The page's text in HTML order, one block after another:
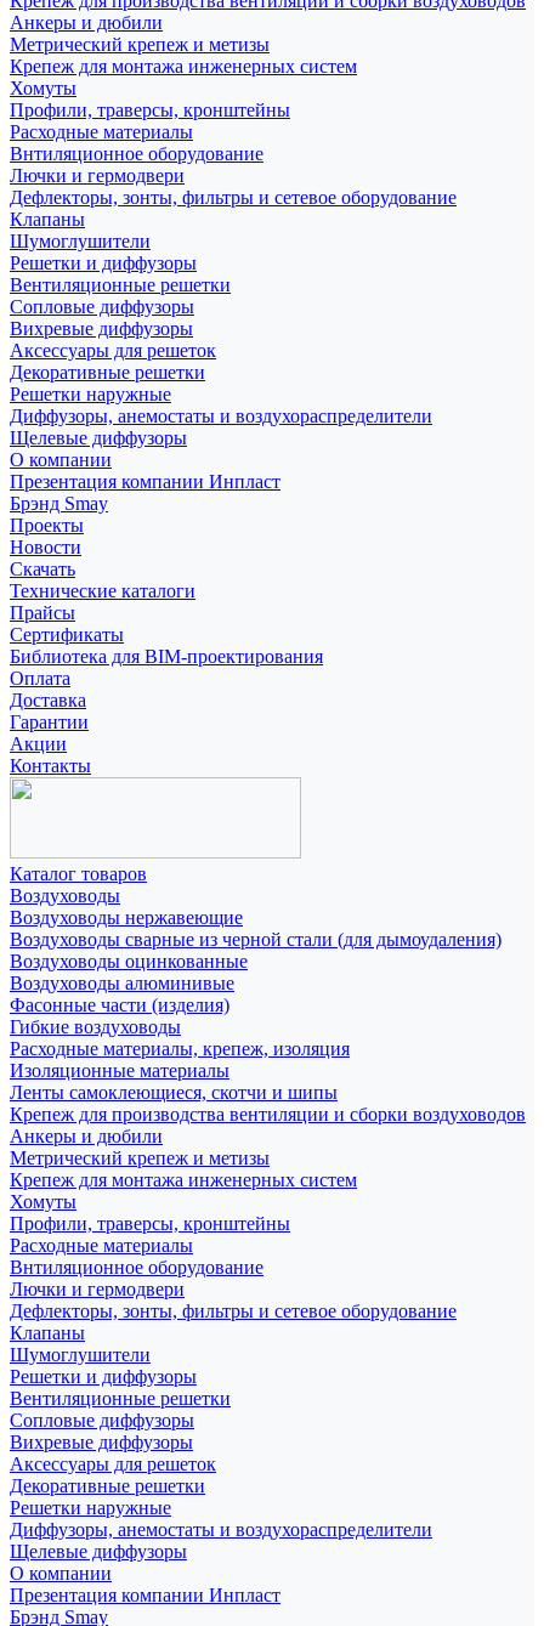
Анкеры и дюбили
Метрический крепеж и метизы
Крепеж для монтажа инженерных систем
Хомуты
Профили, траверсы, кронштейны
Расходные материалы
Внтиляционное оборудование
Лючки и гермодвери
Дефлекторы, зонты, фильтры и сетевое оборудование
Клапаны
Шумоглушители
Решетки и диффузоры
Вентиляционные решетки
Сопловые диффузоры
Вихревые диффузоры
Аксессуары для решеток
Декоративные решетки
Решетки наружные
Диффузоры, анемостаты и воздухораспределители
Щелевые диффузоры
О компании
Презентация компании Инпласт
Брэнд Smay
Проекты
Новости
Скачать
Технические каталоги
Прайсы
Сертификаты
Библиотека для BIM-проектирования
Оплата
Доставка
Гарантии
Акции
Контакты
Каталог товаров
Воздуховоды
Воздуховоды нержавеющие
Воздуховоды сварные из черной стали (для дымоудаления)
Воздуховоды оцинкованные
Воздуховоды алюминивые
Фасонные части (изделия)
Гибкие воздуховоды
Расходные материалы, крепеж, изоляция
Изоляционные материалы
Ленты самоклеющиеся, скотчи и шипы
Крепеж для производства вентиляции и сборки воздуховодов
Анкеры и дюбили
Метрический крепеж и метизы
Крепеж для монтажа инженерных систем
Хомуты
Профили, траверсы, кронштейны
Расходные материалы
Внтиляционное оборудование
Лючки и гермодвери
Дефлекторы, зонты, фильтры и сетевое оборудование
Клапаны
Шумоглушители
Решетки и диффузоры
Вентиляционные решетки
Сопловые диффузоры
Вихревые диффузоры
Аксессуары для решеток
Декоративные решетки
Решетки наружные
Диффузоры, анемостаты и воздухораспределители
Щелевые диффузоры
О компании
Презентация компании Инпласт
Брэнд Smay